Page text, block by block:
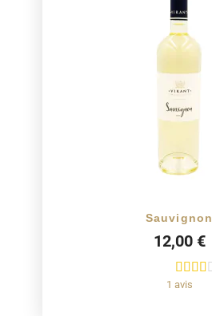
Sauvignon
12,00 €
1 avis